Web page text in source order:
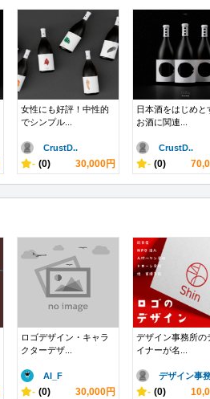
女性にも好評！中性的
でシンプル...
CrustD..
- (0) 30,000円
日本酒をはじめと
お酒に関連...
CrustD..
- (0)
ロゴデザイン・キャラ
クターデザ...
AI_F
- (0) 30,000円
デザイン事務所の
イナーが名...
デザイン事
- (0)